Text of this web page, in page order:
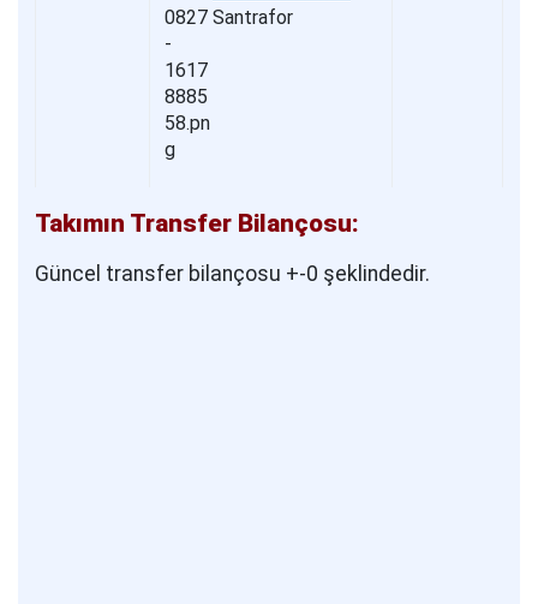
Santrafor
Takımın Transfer Bilançosu:
Güncel transfer bilançosu +-0 şeklindedir.